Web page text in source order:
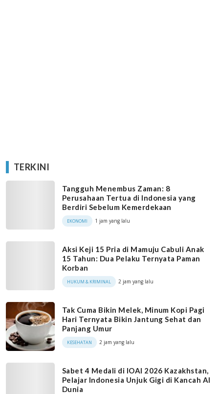
TERKINI
Tangguh Menembus Zaman: 8
Perusahaan Tertua di Indonesia yang
Berdiri Sebelum Kemerdekaan
EKONOMI 1 jam yang lalu
Aksi Keji 15 Pria di Mamuju Cabuli Anak
15 Tahun: Dua Pelaku Ternyata Paman
Korban
HUKUM & KRIMINAL 2 jam yang lalu
Tak Cuma Bikin Melek, Minum Kopi Pagi
Hari Ternyata Bikin Jantung Sehat dan
Panjang Umur
KESEHATAN 2 jam yang lalu
Sabet 4 Medali di IOAI 2026 Kazakhstan,
Pelajar Indonesia Unjuk Gigi di Kancah AI
Dunia